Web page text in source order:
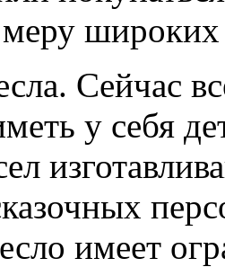
широких
Сейчас
у себя
имеет